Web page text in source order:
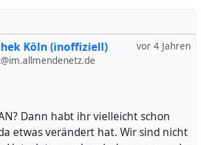
vor 4 Jahren
Köln (inoffiziell)
Dann habt ihr vielleicht schon
etwas verändert hat. Wir sind nicht